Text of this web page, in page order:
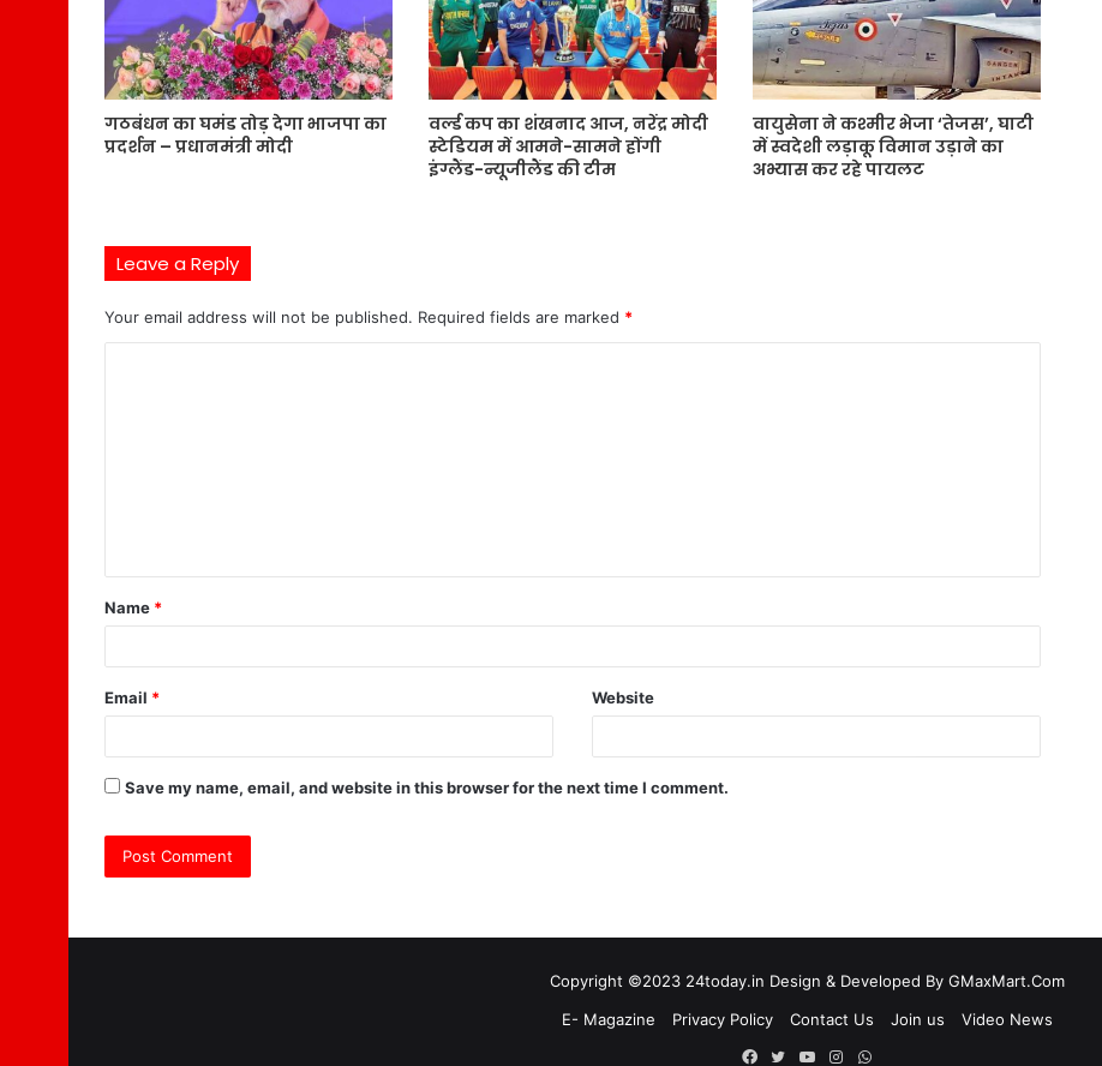
गठबंधन का घमंड तोड़ देगा भाजपा का
प्रदर्शन – प्रधानमंत्री मोदी
वर्ल्ड कप का शंखनाद आज, नरेंद्र मोदी
स्टेडियम में आमने-सामने होंगी
इंग्लैंड-न्यूजीलैंड की टीम
वायुसेना ने कश्मीर भेजा ‘तेजस’, घाटी
में स्वदेशी लड़ाकू विमान उड़ाने का
अभ्यास कर रहे पायलट
Leave a Reply
Your email address will not be published. Required fields are marked *
t
*
Name *
Email * Website
Save my name, email, and website in this browser for the next time I comment.
Copyright ©2023 24today.in Design & Developed By GMaxMart.Com
E- Magazine
Privacy Policy Contact Us Join us
Video News
Facebook
TwitterYouTubeInstagram
WhatsApp